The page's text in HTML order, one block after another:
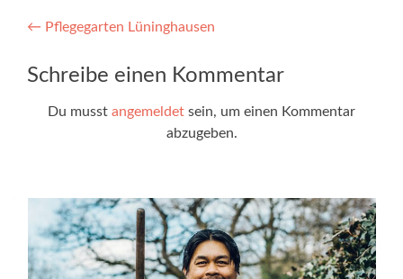
Beitragsnavigation
← Pflegegarten Lüninghausen
Schreibe einen Kommentar
Du musst angemeldet sein, um einen Kommentar
abzugeben.